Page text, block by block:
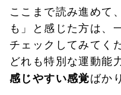
ここまで読み進めて
も」と感じた方は、
チェックしてみてく
どれも特別な運動能
感じやすい感覚ばか